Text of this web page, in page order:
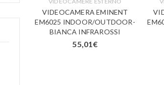
VIDEOCAMERA EMINENT
EM6025 INDOOR/OUTDOOR-
BIANCA INFRAROSSI
55,01€